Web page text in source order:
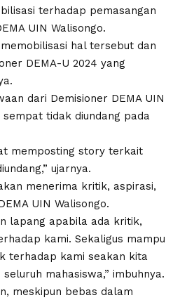
terhadap pemasangan
UIN Walisongo.
memobilisasi hal tersebut dan
DEMA-U 2024 yang
dari Demisioner DEMA UIN
tidak diundang pada
memposting story terkait
ujarnya.
menerima kritik, aspirasi,
UIN Walisongo.
lapang apabila ada kritik,
kami. Sekaligus mampu
terhadap kami seakan kita
mahasiswa,” imbuhnya.
meskipun bebas dalam